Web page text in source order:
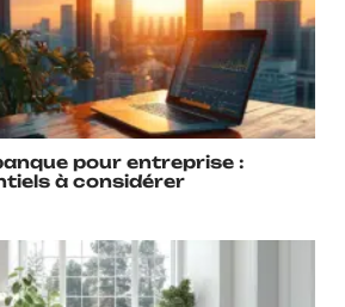
pour entreprise :
à considérer